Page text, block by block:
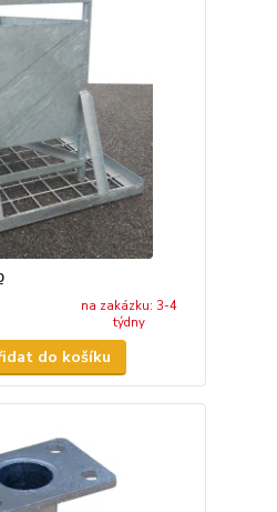
na zakázku: 3-4
týdny
do košíku